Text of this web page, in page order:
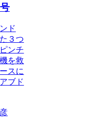
ド
３つ
ンチ
を救
スに
ブド